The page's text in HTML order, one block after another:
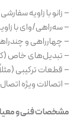
– زانو با زاویه سفارشی (مثلاً بین 10
– سه‌راهی/وای با
– چهارراهی و
– تبدیل‌های خاص
– قطعات ترکیبی
– اتصالات ویژه
مشخصات فنی و